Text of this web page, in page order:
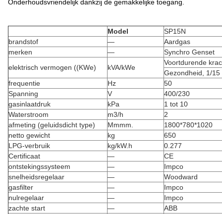
Onderhoudsvriendelijk dankzij de gemakkelijke toegang.
Model
SP15N
brandstof
—
Aardgas
merken
—
Synchro Genset
elektrisch vermogen ((KWe)
kVA/kWe
Voortdurende
Gezondheid, 1/15
frequentie
Hz
50
Spanning
V
400/230
gasinlaatdruk
kPa
1 tot 10
Waterstroom
m3/h
2
afmeting (geluidsdicht type)
Mmmm.
1800*780*1020
netto gewicht
kg
650
LPG-verbruik
kg/kW.h
0.277
Certificaat
—
CE
ontstekingssysteem
—
Impco
snelheidsregelaar
—
Woodward
gasfilter
—
Impco
nulregelaar
—
Impco
zachte start
—
ABB